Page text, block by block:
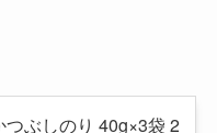
つぶしのり 40g×3袋 2